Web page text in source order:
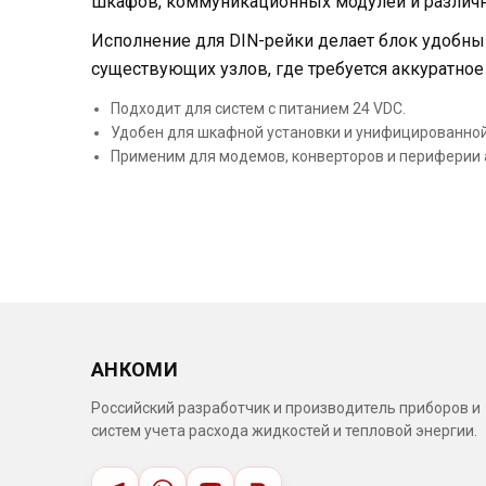
Исполнение для DIN-рейки делает блок
существующих узлов, где требуется
Подходит для систем с питанием 24 VDC.
Удобен для шкафной установки и
Применим для модемов, конверторов и периферии
АНКОМИ
Российский разработчик и производитель приборов и
систем учета расхода жидкостей и тепловой энергии.